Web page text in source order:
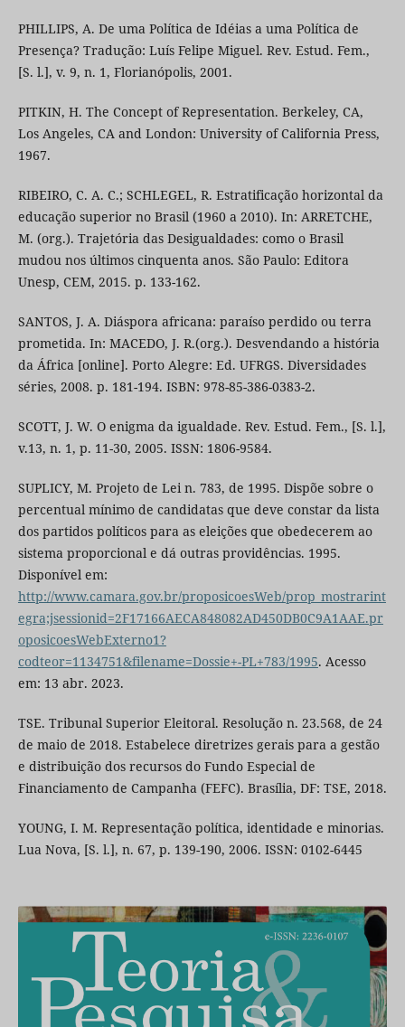
PHILLIPS, A. De uma Política de Idéias a uma Política de
Presença? Tradução: Luís Felipe Miguel. Rev. Estud. Fem.,
[S. l.], v. 9, n. 1, Florianópolis, 2001.
PITKIN, H. The Concept of Representation. Berkeley, CA,
Los Angeles, CA and London: University of California Press,
1967.
RIBEIRO, C. A. C.; SCHLEGEL, R. Estratificação horizontal da
educação superior no Brasil (1960 a 2010). In: ARRETCHE,
M. (org.). Trajetória das Desigualdades: como o Brasil
mudou nos últimos cinquenta anos. São Paulo: Editora
Unesp, CEM, 2015. p. 133-162.
SANTOS, J. A. Diáspora africana: paraíso perdido ou terra
prometida. In: MACEDO, J. R.(org.). Desvendando a história
da África [online]. Porto Alegre: Ed. UFRGS. Diversidades
séries, 2008. p. 181-194. ISBN: 978-85-386-0383-2.
SCOTT, J. W. O enigma da igualdade. Rev. Estud. Fem., [S. l.],
v.13, n. 1, p. 11-30, 2005. ISSN: 1806-9584.
SUPLICY, M. Projeto de Lei n. 783, de 1995. Dispõe sobre o
percentual mínimo de candidatas que deve constar da lista
dos partidos políticos para as eleições que obedecerem ao
sistema proporcional e dá outras providências. 1995.
Disponível em:
http://www.camara.gov.br/proposicoesWeb/prop_mostrarint
egra;jsessionid=2F17166AECA848082AD450DB0C9A1AAE.pr
oposicoesWebExterno1?
codteor=1134751&filename=Dossie+-PL+783/1995. Acesso
em: 13 abr. 2023.
TSE. Tribunal Superior Eleitoral. Resolução n. 23.568, de 24
de maio de 2018. Estabelece diretrizes gerais para a gestão
e distribuição dos recursos do Fundo Especial de
Financiamento de Campanha (FEFC). Brasília, DF: TSE, 2018.
YOUNG, I. M. Representação política, identidade e minorias.
Lua Nova, [S. l.], n. 67, p. 139-190, 2006. ISSN: 0102-6445